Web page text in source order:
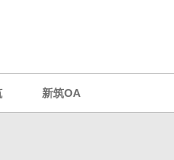
新筑OA